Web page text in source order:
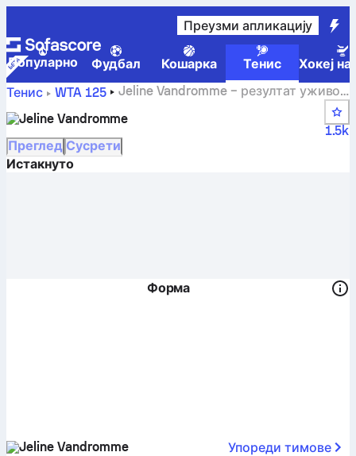
Преузми апликацију
Популарно Фудбал Кошарка Тенис
Хокеј
Тенис
WTA 125
Jeline Vandromme – резултат уживо,
Jeline Vandromme
1.5k
Преглед Сусрети
Истакнуто
Форма
Jeline Vandromme
Упореди тимове